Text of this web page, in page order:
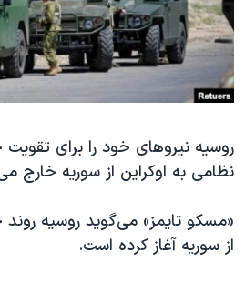
فرهنگ و زندگی
حقوق شهروندی
اقتصادی
اسرائیل در جنگ
گالری عکس
آرشیو پخش زنده
مستندها
انتخابات ریاست جمهوری آمریکا ۲۰۲۴
حمله جمهوری اسلامی به اسرائیل
ورزش زنان در ایران
اعتراضات زن، زندگی، آزادی
مجموعه مستندهای دادخواهی
تریبونال مردمی آبان ۹۸
دنبال کنید
زبانهای مختلف
روسیه نیروهای خود را برای
نظامی به اوکراین از سوریه خارج
«مسکو تایمز» می‌گوید روسیه
از سوریه آغاز کرده است.